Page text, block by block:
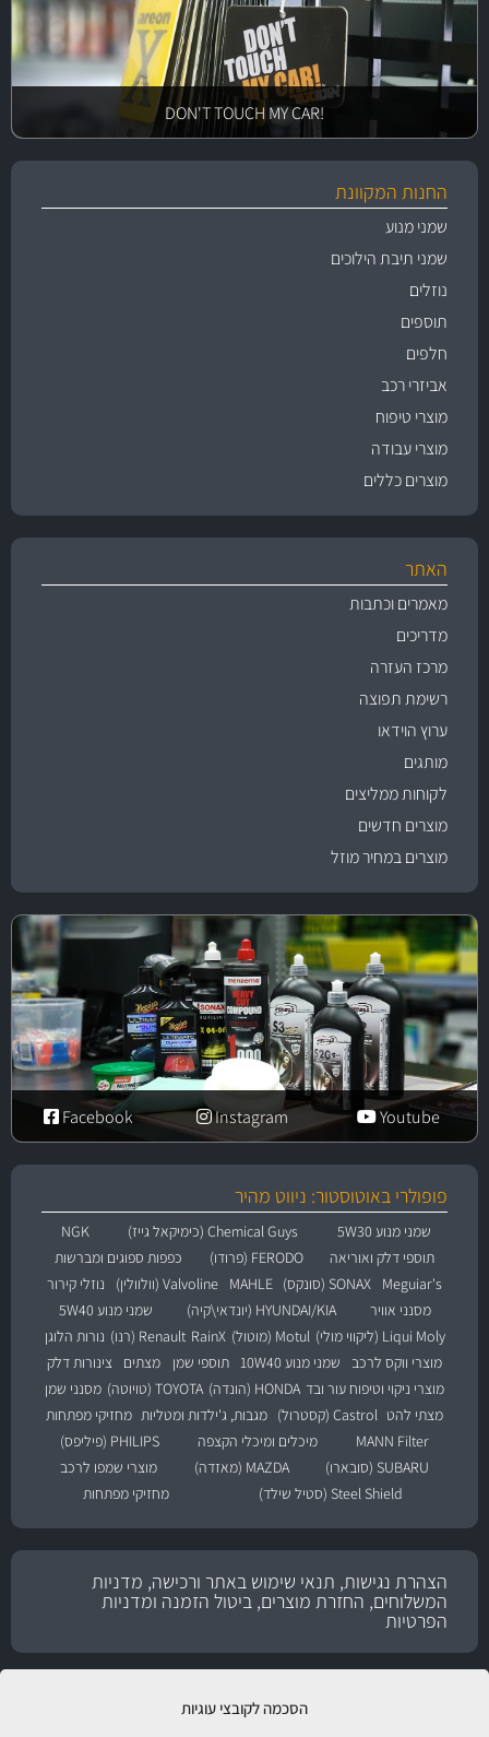
הסכמה לקובצי עוגיות
!DON'T TOUCH MY CAR
החנות המקוונת
שמני מנוע
שמני תיבת הילוכים
נוזלים
תוספים
חלפים
אביזרי רכב
מוצרי טיפוח
מוצרי עבודה
מוצרים כללים
האתר
מאמרים וכתבות
מדריכים
מרכז העזרה
רשימת תפוצה
ערוץ הוידאו
מותגים
לקוחות ממליצים
מוצרים חדשים
מוצרים במחיר מוזל
Youtube
Instagram
Facebook
פופולרי באוטוסטור: ניווט מהיר
שמני מנוע 5W30 Chemical Guys (כימיקאל גייז)
NGK
תוספי דלק ואוריאה
FERODO (פרודו)
כפפות ספוגים ומברשות
Meguiar's
SONAX (סונקס) MAHLE Valvoline (וולוולין)
נוזלי קירור
מסנני אוויר
HYUNDAI/KIA (יונדאי\קיה)
שמני מנוע 5W40
Liqui Moly (ליקווי מולי)
Motul (מוטול) RainX Renault (רנו)
נורות הלוגן
מוצרי ווקס לרכב
שמני מנוע 10W40 תוספי שמן מצתים
צינורות דלק
מוצרי ניקוי וטיפוח עור ובד HONDA (הונדה) TOYOTA (טויוטה)
מסנני שמן
מצתי להט Castrol (קסטרול) מגבות, ג'ילדות ומטליות מחזיקי מפתחות
MANN Filter
מיכלים ומיכלי הקצפה
PHILIPS (פיליפס)
SUBARU (סובארו)
MAZDA (מאזדה)
מוצרי שמפו לרכב
Steel Shield (סטיל שילד)
מחזיקי מפתחות
הצהרת נגישות, תנאי שימוש באתר ורכישה, מדניות
המשלוחים, החזרת מוצרים, ביטול הזמנה ומדניות
הפרטיות